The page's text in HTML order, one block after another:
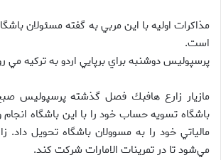
مذاكرات اوليه با اين مربي به گفته مسئولان
است.
پرسپوليس دوشنبه براي برپايي اردو به تركيه مي
مازيار زارع هافبك فصل گذشته پرسپوليس
باشگاه تسويه حساب خود را با اين باشگاه
مالياتي خود را به مسوولان باشگاه تحويل داد.
مي‌شود تا در تمرينات الامارات شركت كند.